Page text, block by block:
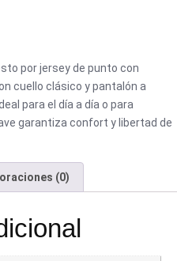
por jersey de punto con
cuello clásico y pantalón a
para el día a día o para
garantiza confort y libertad de
(0)